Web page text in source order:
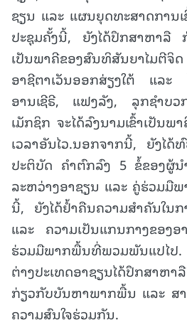
ຊຽນ ແລະ ແຜນຍຸດທະສາດການ
ປະຊຸມຄັ້ງນີ້, ຍັງໄດ້ປຶກສາຫາລື
ເປັນພາຄີຂອງສົນທິສັນຍາໄມຕີ
ອາຊີຕາເວັນອອກສ່ຽງໃຕ້ ແລະ
ອານເຊີຣີ, ແຟງລັງ, ລຸກຊໍາບ
ເມັກຊິກ ຈະໄດ້ລົງນາມເຂົ້າເປັນພ
ເວລາອັນໄວ.ນອກຈາກນີ້, ຍັງໄ
ປະຕິບັດ ຄໍາຕົກລົງ 5 ຂໍ້ຂອງຜູ້
ລະຫວ່າງອາຊຽນ ແລະ ຄູ່ຮ່ວມມື
ນີ້, ຍັງໄດ້ຢໍ້າຄືນຄວາມສໍາຄັນໃນ
ແລະ ຄວາມເປັນແກນກາງຂອງອ
ຮ່ວມມືພາກພື້ນທີ່ພວມພັນແປໄ
ຕ່າງປະເທດອາຊຽນໄດ້ປຶກສາຫ
ກ່ຽວກັບບັນຫາພາກພື້ນ ແລະ ສ
ຄວາມສົນໃຈຮ່ວມກັນ.